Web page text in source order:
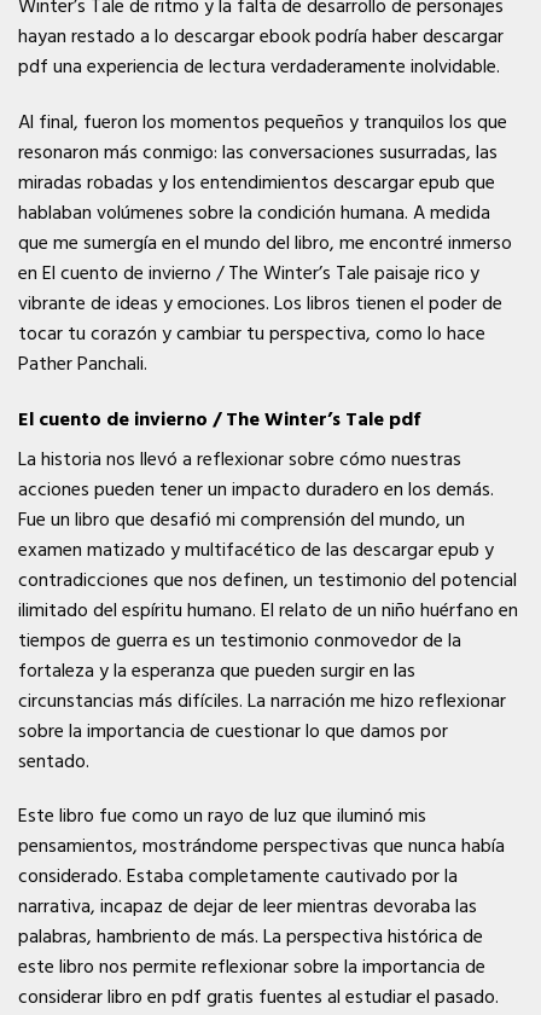
hayan restado a lo descargar ebook podría haber descargar
pdf una experiencia de lectura verdaderamente inolvidable.
Al final, fueron los momentos pequeños y tranquilos los que
resonaron más conmigo: las conversaciones susurradas, las
miradas robadas y los entendimientos descargar epub que
hablaban volúmenes sobre la condición humana. A medida
que me sumergía en el mundo del libro, me encontré inmerso
en El cuento de invierno / The Winter’s Tale paisaje rico y
vibrante de ideas y emociones. Los libros tienen el poder de
tocar tu corazón y cambiar tu perspectiva, como lo hace
Pather Panchali.
El cuento de invierno / The Winter’s Tale pdf
La historia nos llevó a reflexionar sobre cómo nuestras
acciones pueden tener un impacto duradero en los demás.
Fue un libro que desafió mi comprensión del mundo, un
examen matizado y multifacético de las descargar epub y
contradicciones que nos definen, un testimonio del potencial
ilimitado del espíritu humano. El relato de un niño huérfano en
tiempos de guerra es un testimonio conmovedor de la
fortaleza y la esperanza que pueden surgir en las
circunstancias más difíciles. La narración me hizo reflexionar
sobre la importancia de cuestionar lo que damos por
sentado.
Este libro fue como un rayo de luz que iluminó mis
pensamientos, mostrándome perspectivas que nunca había
considerado. Estaba completamente cautivado por la
narrativa, incapaz de dejar de leer mientras devoraba las
palabras, hambriento de más. La perspectiva histórica de
este libro nos permite reflexionar sobre la importancia de
considerar libro en pdf gratis fuentes al estudiar el pasado.